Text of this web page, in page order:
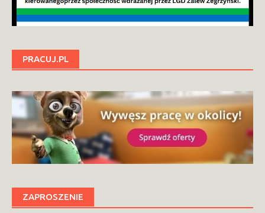
PRACUJ.PL
ZAPROSZENIE